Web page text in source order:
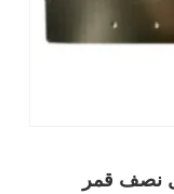
نصف قمر